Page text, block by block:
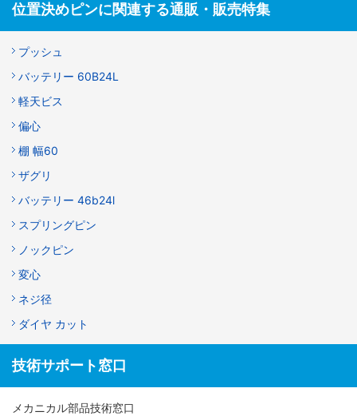
位置決めピンに関連する通販・販売特集
プッシュ
バッテリー 60B24L
軽天ビス
偏心
棚 幅60
ザグリ
バッテリー 46b24l
スプリングピン
ノックピン
変心
ネジ径
ダイヤ カット
技術サポート窓口
メカニカル部品技術窓口